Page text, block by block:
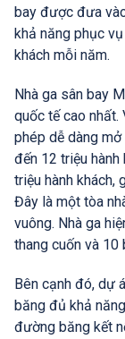
bay được đưa
khả năng phục
khách mỗi năm.
Nhà ga sân bay
quốc tế cao nhất.
phép dễ dàng
đến 12 triệu
triệu hành khách,
Đây là một tòa
vuông. Nhà ga
thang cuốn và 10
Bên cạnh đó, dự
băng đủ khả
đường băng kết